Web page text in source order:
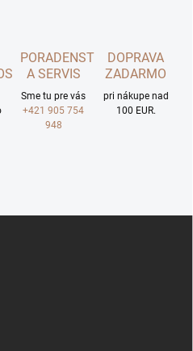
PORADENSTVO
A SERVIS
Sme tu pre vás
+421 905 754
948
DOPRAVA
ZADARMO
pri nákupe nad
100 EUR.